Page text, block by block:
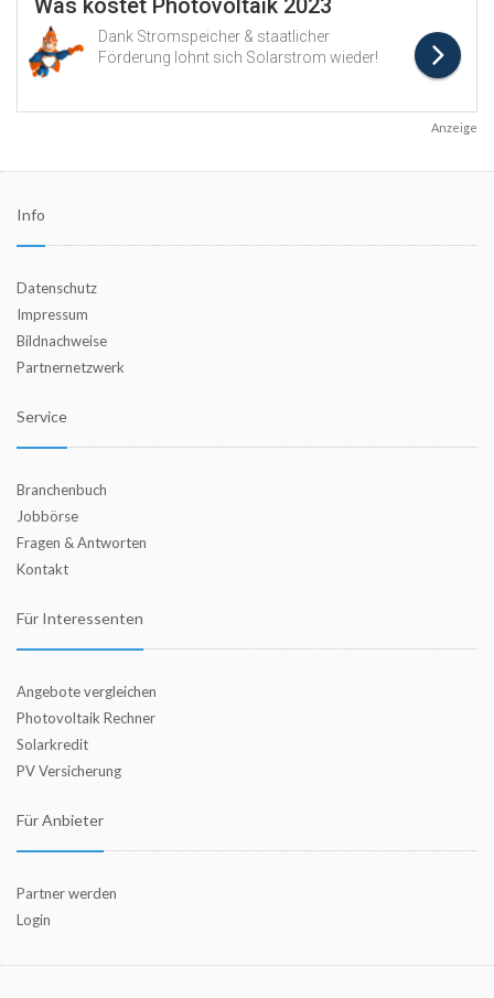
Anzeige
Info
Datenschutz
Impressum
Bildnachweise
Partnernetzwerk
Service
Branchenbuch
Jobbörse
Fragen & Antworten
Kontakt
Für Interessenten
Angebote vergleichen
Photovoltaik Rechner
Solarkredit
PV Versicherung
Für Anbieter
Partner werden
Login